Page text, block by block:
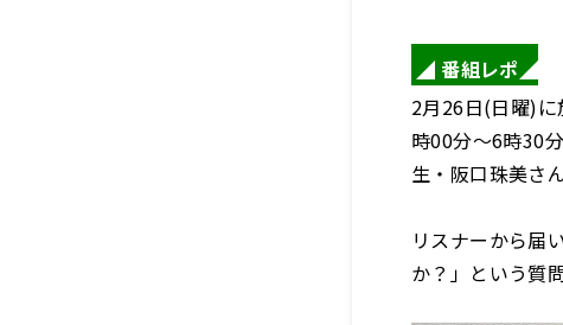
◢ 番組レポ◢
2月26日(日曜)
時00分～6時30
生・阪口珠美さ
リスナーから届
か？」という質